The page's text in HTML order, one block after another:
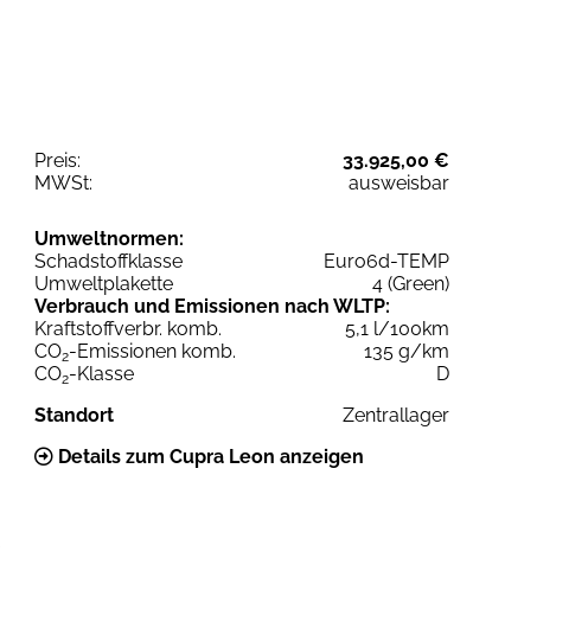
Preis:
33.925,00 €
MWSt:
ausweisbar
Umweltnormen:
Schadstoffklasse
Euro6d-TEMP
Umweltplakette
4 (Green)
Verbrauch und Emissionen nach WLTP:
Kraftstoffverbr. komb.
5,1 l/100km
CO2-Emissionen komb.
135 g/km
CO2-Klasse
D
Standort
Zentrallager
Details zum Cupra Leon anzeigen